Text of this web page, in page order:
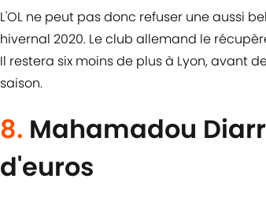
L'OL ne peut pas donc refuser une aussi
hivernal 2020. Le club allemand le
Il restera six moins de plus à Lyon, avant
saison.
8. Mahamadou
d'euros